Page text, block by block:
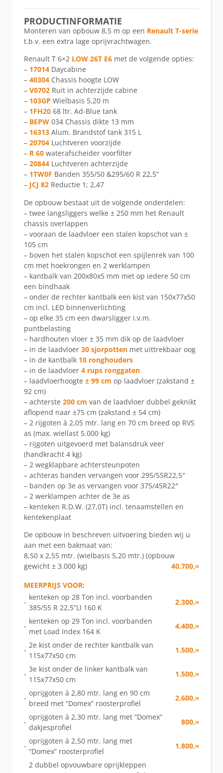
PRODUCTINFORMATIE
Monteren van opbouw 8,5 m op een Renault T-serie
t.b.v. een extra lage oprijvrachtwagen.
Renault T 6×2 LOW 26T E6 met de volgende opties:
– 17014 Daycabine
– 40304 Chassis hoogte LOW
– V0702 Ruit in achterzijde cabine
– 103GP Wielbasis 5,20 m
– 1FH20 68 ltr. Ad-Blue tank
– BEPW 034 Chassis dikte 13 mm
– 16313 Alum. Brandstof tank 315 L
– 20704 Luchtveren voorzijde
– R 60 waterafscheider voorfilter
– 20844 Luchtveren achterzijde
– 1TW0F Banden 355/50 &295/60 R 22,5”
– JCJ 82 Reductie 1; 2,47
De opbouw bestaat uit de volgende onderdelen:
– twee langsliggers welke ± 250 mm het Renault
chassis overlappen
– vooraan de laadvloer een stalen kopschot van ±
105 cm
– boven het stalen kopschot een spijlenrek van 100
cm met hoekrongen en 2 werklampen
– kantbalk van 200x80x5 mm met op iedere 50 cm
een bindhaak
– onder de rechter kantbalk een kist van 150x77x50
cm incl. LED binnenverlichting
– op elke 35 cm een dwarsligger i.v.m.
puntbelasting
– hardhouten vloer ± 35 mm dik op de laadvloer
– in de laadvloer 30 sjorpotten met uittrekbaar oog
– in de kantbalk 10 ronghouders
– in de laadvloer 4 rups ronggaten
– laadvloerhoogte ± 99 cm op laadvloer (zakstand ±
92 cm)
– achterste 200 cm van de laadvloer dubbel geknikt
aflopend naar ±75 cm (zakstand ± 54 cm)
– 2 rijgoten à 2,05 mtr. lang en 70 cm breed op RVS
as (max. wiellast 5.000 kg)
– rijgoten uitgevoerd met balansdruk veer
(handkracht 4 kg)
– 2 wegklapbare achtersteunpoten
– achteras banden vervangen voor 295/55R22,5″
– banden op 3e as vervangen voor 375/45R22″
– 2 werklampen achter de 3e as
– kenteken R.D.W. (27,0T) incl. tenaamstellen en
kentekenplaat
De opbouw in beschreven uitvoering bieden wij u
aan met een bakmaat van:
8,50 x 2,55 mtr. (wielbasis 5,20 mtr.) (opbouw
gewicht ± 3.000 kg)
40.700,=
MEERPRIJS VOOR:
-
kenteken op 28 Ton incl. voorbanden
385/55 R 22,5”LI 160 K
2.300,=
-
kenteken op 29 Ton incl. voorbanden
met Load Index 164 K
4.400,=
-
2e kist onder de rechter kantbalk van
115x77x50 cm
1.500,=
-
3e kist onder de linker kantbalk van
115x77x50 cm
1.500,=
-
oprijgoten à 2,80 mtr. lang en 90 cm
breed met “Domex” roosterprofiel
2.600,=
-
oprijgoten à 2,30 mtr. lang met “Domex”
dakjesprofiel
800,=
-
oprijgoten à 2,50 mtr. lang met
“Domex” roosterprofiel
1.800,=
2 dubbel opvouwbare oprijkleppen